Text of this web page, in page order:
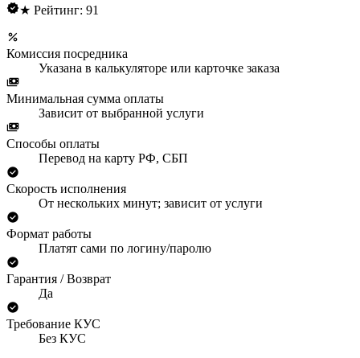
★ Рейтинг: 91
Комиссия посредника
Указана в калькуляторе или карточке заказа
Минимальная сумма оплаты
Зависит от выбранной услуги
Способы оплаты
Перевод на карту РФ, СБП
Скорость исполнения
От нескольких минут; зависит от услуги
Формат работы
Платят сами по логину/паролю
Гарантия / Возврат
Да
Требование КУС
Без КУС